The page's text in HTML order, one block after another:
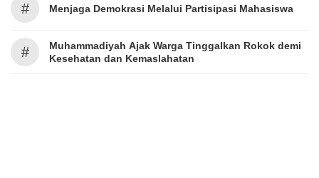
# Menjaga Demokrasi Melalui Partisipasi Mahasiswa
#
Muhammadiyah Ajak Warga Tinggalkan Rokok demi
Kesehatan dan Kemaslahatan